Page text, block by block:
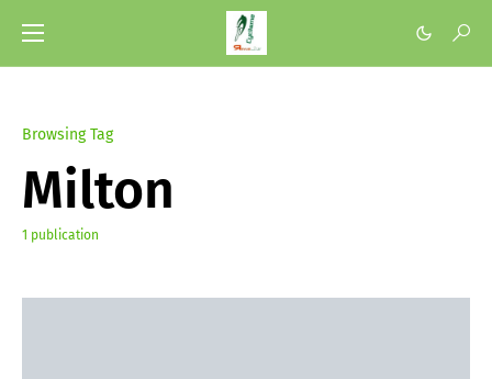
Browsing Tag
Milton
1 publication